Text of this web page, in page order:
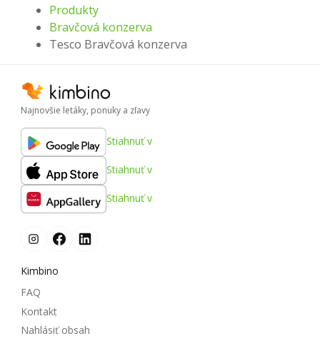
Produkty
Bravčová konzerva
Tesco Bravčová konzerva
Najnovšie letáky, ponuky a zľavy
Stiahnuť v
Stiahnuť v
Stiahnuť v
Kimbino
FAQ
Kontakt
Nahlásiť obsah